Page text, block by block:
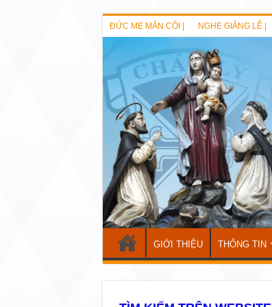
ĐỨC MẸ MÂN CÔI | NGHE GIẢNG LỄ |
GIỚI THIỆU THÔNG TIN